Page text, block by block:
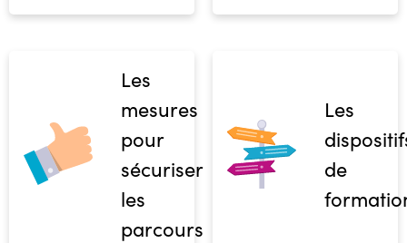
Les
mesures
pour
sécuriser
les
parcours
Les
de